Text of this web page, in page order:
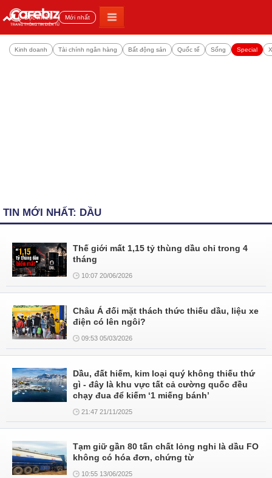
Đọc nhiều Mới nhất
Kinh doanh Tài chính ngân hàng Bất động sản Quốc tế Sống Special
TIN MỚI NHẤT: DẦU
Thế giới mất 1,15 tỷ thùng dầu chỉ trong 4
tháng
10:07 20/06/2026
Châu Á đối mặt thách thức thiếu dầu, liệu xe
điện có lên ngôi?
09:53 05/03/2026
Dầu, đất hiếm, kim loại quý không thiếu thứ
gì - đây là khu vực tất cả cường quốc đều
chạy đua để kiếm ‘1 miếng bánh’
21:47 21/11/2025
Tạm giữ gần 80 tấn chất lỏng nghi là dầu FO
không có hóa đơn, chứng từ
10:55 13/06/2025